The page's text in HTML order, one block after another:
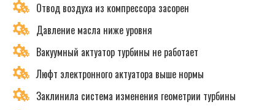
Отвод воздуха из компрессора засорен
Давление масла ниже уровня
Вакуумный актуатор турбины не работает
Люфт электронного актуатора выше нормы
Заклинила система изменения геометрии турбины